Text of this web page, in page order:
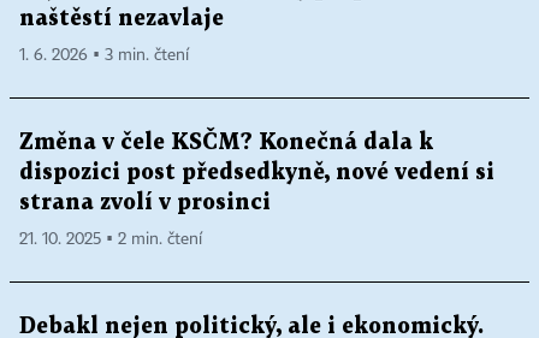
naštěstí nezavlaje
1. 6. 2026 ▪ 3 min. čtení
Změna v čele KSČM? Konečná dala k
dispozici post předsedkyně, nové vedení si
strana zvolí v prosinci
21. 10. 2025 ▪ 2 min. čtení
Debakl nejen politický, ale i ekonomický.